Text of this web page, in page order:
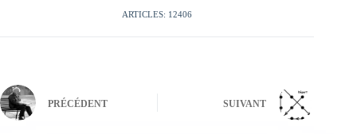
ARTICLES: 12406
PRÉCÉDENT SUIVANT